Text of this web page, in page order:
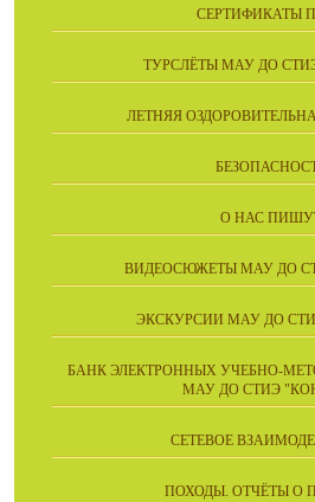
СЕРТИФИКАТЫ
ТУРСЛЁТЫ МАУ ДО
ЛЕТНЯЯ
О НАС
ВИДЕОСЮЖЕТЫ МАУ ДО
ЭКСКУРСИИ МАУ ДО
БАНК ЭЛЕКТРОННЫХ УЧЕБНО-
МАУ ДО СТИЭ
СЕТЕВОЕ
ПОХОДЫ. ОТЧЁТЫ О